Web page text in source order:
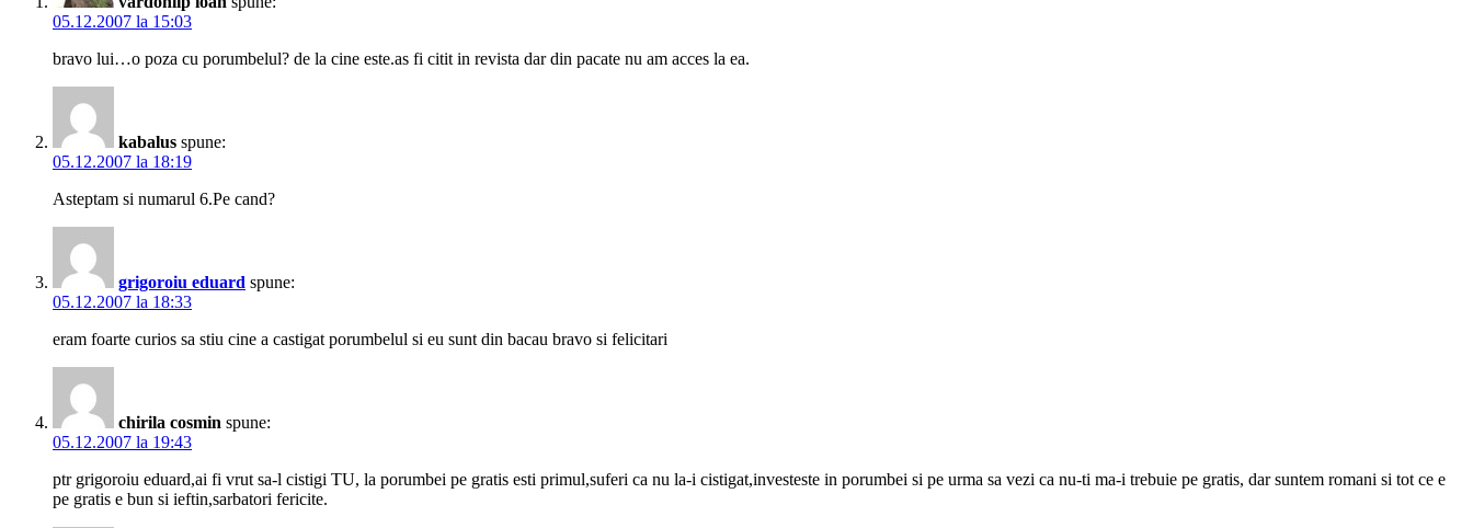
05.12.2007 la 15:03
bravo lui…o poza cu porumbelul? de la cine este.as fi citit in revista dar din pacate nu am acces la ea.
kabalus spune:
05.12.2007 la 18:19
Asteptam si numarul 6.Pe cand?
grigoroiu eduard spune:
05.12.2007 la 18:33
eram foarte curios sa stiu cine a castigat porumbelul si eu sunt din bacau bravo si felicitari
chirila cosmin spune:
05.12.2007 la 19:43
ptr grigoroiu eduard,ai fi vrut sa-l cistigi TU, la porumbei pe gratis esti primul,suferi ca nu la-i cistigat,investeste in porumbei si pe urma sa vezi ca nu-ti ma-i trebuie pe gratis, dar suntem romani si tot ce e
pe gratis e bun si ieftin,sarbatori fericite.